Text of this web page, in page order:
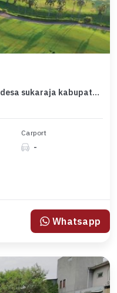
Dijual murah klub golf bogor raya desa sukaraja kabupaten bogor
Carport
-
Whatsapp